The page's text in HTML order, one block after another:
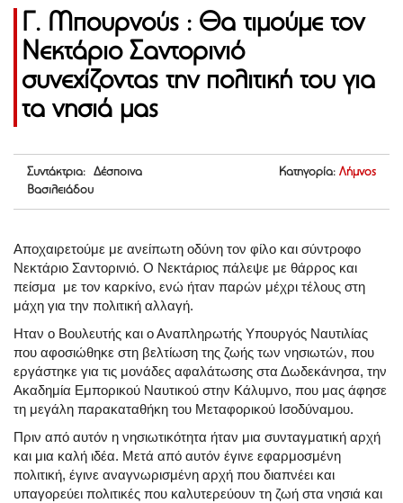
Γ. Μπουρνούς : Θα τιμούμε τον
Νεκτάριο Σαντορινιό
συνεχίζοντας την πολιτική του για
τα νησιά μας
Συντάκτρια: Δέσποινα
Βασιλειάδου
Κατηγορία: Λήμνος
Αποχαιρετούμε με ανείπωτη οδύνη τον φίλο και σύντροφο
Νεκτάριο Σαντορινιό. Ο Νεκτάριος πάλεψε με θάρρος και
πείσμα με τον καρκίνο, ενώ ήταν παρών μέχρι τέλους στη
μάχη για την πολιτική αλλαγή.
Ηταν ο Βουλευτής και ο Αναπληρωτής Υπουργός Ναυτιλίας
που αφοσιώθηκε στη βελτίωση της ζωής των νησιωτών, που
εργάστηκε για τις μονάδες αφαλάτωσης στα Δωδεκάνησα, την
Ακαδημία Εμπορικού Ναυτικού στην Κάλυμνο, που μας άφησε
τη μεγάλη παρακαταθήκη του Μεταφορικού Ισοδύναμου.
Πριν από αυτόν η νησιωτικότητα ήταν μια συνταγματική αρχή
και μια καλή ιδέα. Μετά από αυτόν έγινε εφαρμοσμένη
πολιτική, έγινε αναγνωρισμένη αρχή που διαπνέει και
υπαγορεύει πολιτικές που καλυτερεύουν τη ζωή στα νησιά και